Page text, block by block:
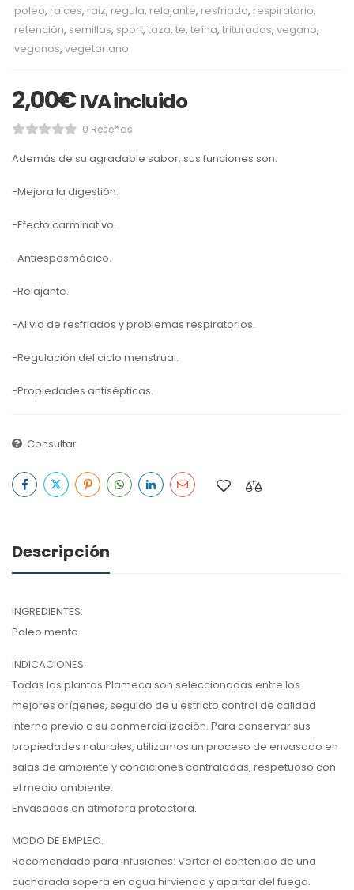
poleo, raices, raiz, regula, relajante, resfriado, respiratorio,
retención, semillas, sport, taza, te, teína, trituradas, vegano,
veganos, vegetariano
2,00€IVA incluido
0 Reseñas
Además de su agradable sabor, sus funciones son:
-Mejora la digestión.
-Efecto carminativo.
-Antiespasmódico.
-Relajante.
-Alivio de resfriados y problemas respiratorios.
-Regulación del ciclo menstrual.
-Propiedades antisépticas.
Consultar
Descripción
INGREDIENTES:
Poleo menta
INDICACIONES:
Todas las plantas Plameca son seleccionadas entre los
mejores orígenes, seguido de u estricto control de calidad
interno previo a su conmercialización. Para conservar sus
propiedades naturales, utilizamos un proceso de envasado en
salas de ambiente y condiciones contraladas, respetuoso con
el medio ambiente.
Envasadas en atmófera protectora.
MODO DE EMPLEO:
Recomendado para infusiones: Verter el contenido de una
cucharada sopera en agua hirviendo y apartar del fuego.